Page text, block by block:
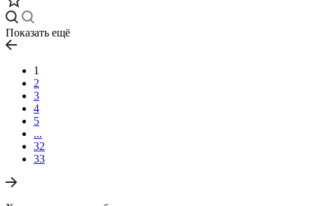
Показать ещё
1
2
3
4
5
...
32
33